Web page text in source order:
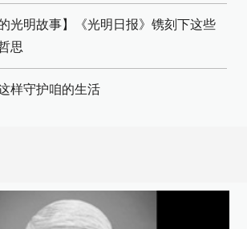
光明故事】《光明日报》镌刻下这些
思
样守护咱的生活